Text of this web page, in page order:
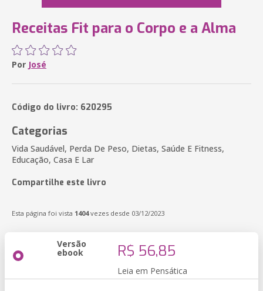
Receitas Fit para o Corpo e a Alma
Por José
Código do livro: 620295
Categorias
Vida Saudável, Perda De Peso, Dietas, Saúde E Fitness,
Educação, Casa E Lar
Compartilhe este livro
Esta página foi vista 1404vezes desde 03/12/2023
Versão
ebook R$ 56,85
Leia em Pensática